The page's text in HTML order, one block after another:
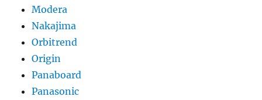
Modera
Nakajima
Orbitrend
Origin
Panaboard
Panasonic